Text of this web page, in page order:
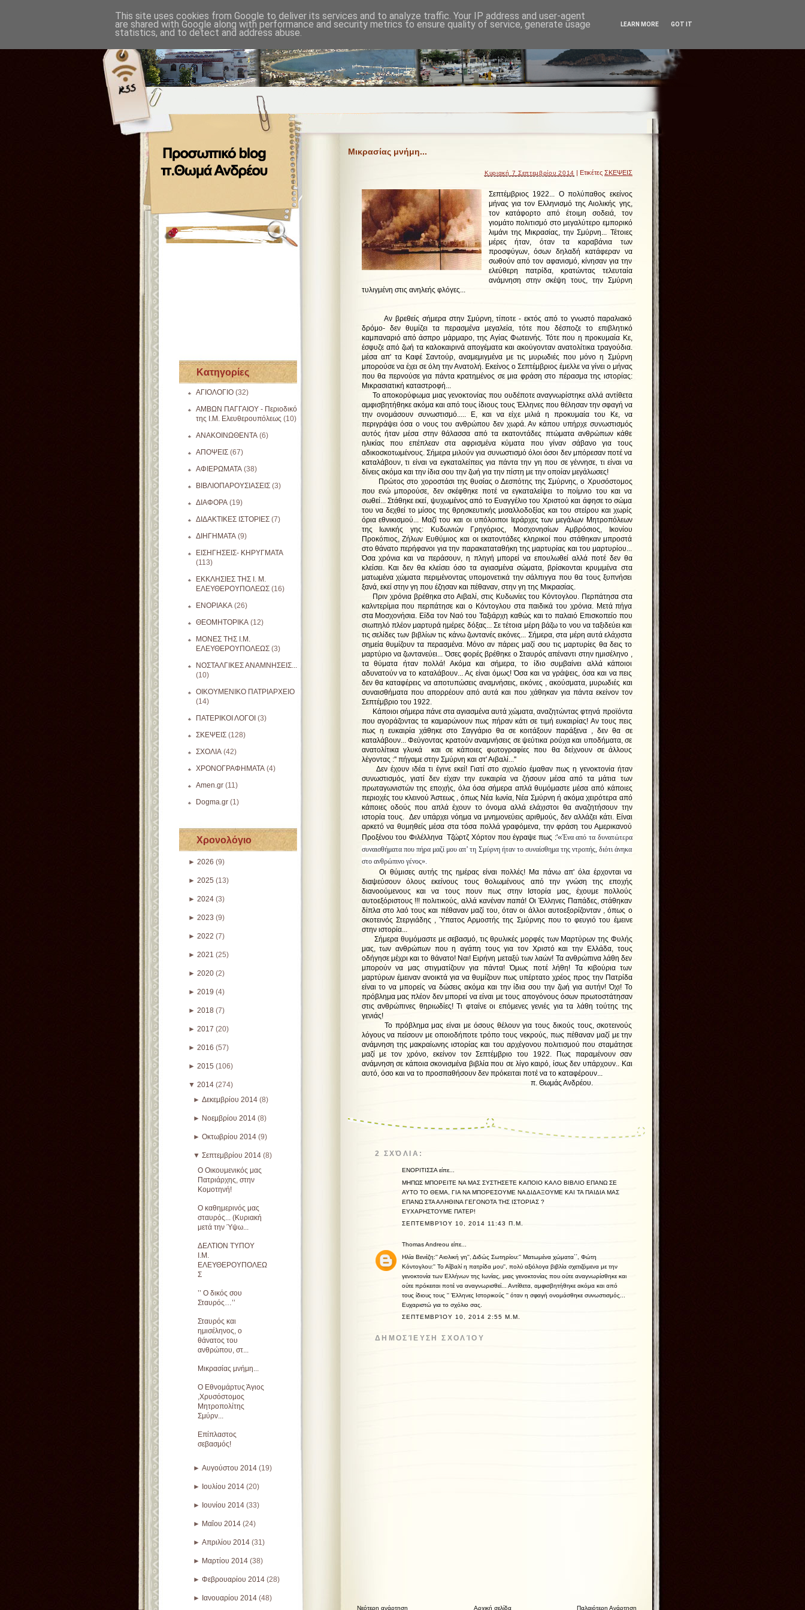
Κατηγορίες
ΑΓΙΟΛΟΓΙΟ (32)
ΑΜΒΩΝ ΠΑΓΓΑΙΟΥ - Περιοδικό
της Ι.Μ. Ελευθερουπόλεως (10)
ΑΝΑΚΟΙΝΩΘΕΝΤΑ (6)
ΑΠΟΨΕΙΣ (67)
ΑΦΙΕΡΩΜΑΤΑ (38)
ΒΙΒΛΙΟΠΑΡΟΥΣΙΑΣΕΙΣ (3)
ΔΙΑΦΟΡΑ (19)
ΔΙΔΑΚΤΙΚΕΣ ΙΣΤΟΡΙΕΣ (7)
ΔΙΗΓΗΜΑΤΑ (9)
ΕΙΣΗΓΗΣΕΙΣ- ΚΗΡΥΓΜΑΤΑ
(113)
ΕΚΚΛΗΣΙΕΣ ΤΗΣ Ι. Μ.
ΕΛΕΥΘΕΡΟΥΠΟΛΕΩΣ (16)
ΕΝΟΡΙΑΚΑ (26)
ΘΕΟΜΗΤΟΡΙΚΑ (12)
ΜΟΝΕΣ ΤΗΣ Ι.Μ.
ΕΛΕΥΘΕΡΟΥΠΟΛΕΩΣ (3)
ΝΟΣΤΑΛΓΙΚΕΣ ΑΝΑΜΝΗΣΕΙΣ...
(10)
ΟΙΚΟΥΜΕΝΙΚΟ ΠΑΤΡΙΑΡΧΕΙΟ
(14)
ΠΑΤΕΡΙΚΟΙ ΛΟΓΟΙ (3)
ΣΚΕΨΕΙΣ (128)
ΣΧΟΛΙΑ (42)
ΧΡΟΝΟΓΡΑΦΗΜΑΤΑ (4)
Amen.gr (11)
Dogma.gr (1)
Χρονολόγιο
► 2026 (9)
► 2025 (13)
► 2024 (3)
► 2023 (9)
► 2022 (7)
► 2021 (25)
► 2020 (2)
► 2019 (4)
► 2018 (7)
► 2017 (20)
► 2016 (57)
► 2015 (106)
▼ 2014 (274)
► Δεκεμβρίου 2014 (8)
► Νοεμβρίου 2014 (8)
► Οκτωβρίου 2014 (9)
▼ Σεπτεμβρίου 2014 (8)
Ο Οικουμενικός μας
Πατριάρχης, στην
Κομοτηνή!
Ο καθημερινός μας
σταυρός... (Κυριακή
μετά την Ύψω...
ΔΕΛΤΙΟΝ ΤΥΠΟΥ
Ι.Μ.
ΕΛΕΥΘΕΡΟΥΠΟΛΕΩ
Σ
’’ Ο δικός σου
Σταυρός…’’
Σταυρός και
ημισέληνος, ο
θάνατος του
ανθρώπου, στ...
Μικρασίας μνήμη...
Ο Εθνομάρτυς Άγιος
,Χρυσόστομος
Μητροπολίτης
Σμύρν...
Επίπλαστος
σεβασμός!
► Αυγούστου 2014 (19)
► Ιουλίου 2014 (20)
► Ιουνίου 2014 (33)
► Μαΐου 2014 (24)
► Απριλίου 2014 (31)
► Μαρτίου 2014 (38)
► Φεβρουαρίου 2014 (28)
► Ιανουαρίου 2014 (48)
Μικρασίας μνήμη...
Κυριακή 7 Σεπτεμβρίου 2014 | Ετικέτες ΣΚΕΨΕΙΣ
Σεπτέμβριος 1922... Ο πολύπαθος εκείνος
μήνας για τον Ελληνισμό της Αιολικής γης,
τον κατάφορτο από έτοιμη σοδειά, τον
γιομάτο πολιτισμό στο μεγαλύτερο εμπορικό
λιμάνι της Μικρασίας, την Σμύρνη... Τέτοιες
μέρες ήταν, όταν τα καραβάνια των
προσφύγων, όσων δηλαδή κατάφεραν να
σωθούν από τον αφανισμό, κίνησαν για την
ελεύθερη πατρίδα, κρατώντας τελευταία
ανάμνηση στην σκέψη τους, την Σμύρνη
τυλιγμένη στις ανηλεής φλόγες...
Αν βρεθείς σήμερα στην Σμύρνη, τίποτε - εκτός από το γνωστό παραλιακό
δρόμο- δεν θυμίζει τα περασμένα μεγαλεία, τότε που δέσποζε το επιβλητικό
καμπαναριό από άσπρο μάρμαρο, της Αγίας Φωτεινής. Τότε που η προκυμαία Κε,
έσφυζε από ζωή τα καλοκαιρινά απογέματα και ακούγονταν ανατολίτικα τραγούδια.
μέσα απ' τα Καφέ Σαντούρ, αναμεμιγμένα με τις μυρωδιές που μόνο η Σμύρνη
μπορούσε να έχει σε όλη την Ανατολή. Εκείνος ο Σεπτέμβριος έμελλε να γίνει ο μήνας
που θα περνούσε για πάντα κρατημένος σε μια φράση στο πέρασμα της ιστορίας:
Μικρασιατική καταστροφή...
Το αποκορύφωμα μιας γενοκτονίας που ουδέποτε αναγνωρίστηκε αλλά αντίθετα
αμφισβητήθηκε ακόμα και από τους ίδιους τους Έλληνες που θέλησαν την σφαγή να
την ονομάσουν συνωστισμό..... Ε, και να είχε μιλιά η προκυμαία του Κε, να
περιγράψει όσα ο νους του ανθρώπου δεν χωρά. Αν κάπου υπήρχε συνωστισμός
αυτός ήταν μέσα στην θάλασσα από τα εκατοντάδες πτώματα ανθρώπων κάθε
ηλικίας που επέπλεαν στα αφρισμένα κύματα που γίναν σάβανο για τους
αδικοσκοτωμένους. Σήμερα μιλούν για συνωστισμό όλοι όσοι δεν μπόρεσαν ποτέ να
καταλάβουν, τι είναι να εγκαταλείπεις για πάντα την γη που σε γέννησε, τι είναι να
δίνεις ακόμα και την ίδια σου την ζωή για την πίστη με την οποίαν μεγάλωσες!
Πρώτος στο χοροστάσι της θυσίας ο Δεσπότης της Σμύρνης, ο Χρυσόστομος
που ενώ μπορούσε, δεν σκέφθηκε ποτέ να εγκαταλείψει το ποίμνιο του και να
σωθεί... Στάθηκε εκεί, ψυχωμένος από το Ευαγγέλιο του Χριστού και άφησε το σώμα
του να δεχθεί το μίσος της θρησκευτικής μισαλλοδοξίας και του στείρου και χωρίς
όρια εθνικισμού... Μαζί του και οι υπόλοιποι Ιεράρχες των μεγάλων Μητροπόλεων
της Ιωνικής γης: Κυδωνιών Γρηγόριος, Μοσχονησίων Αμβρόσιος, Ικονίου
Προκόπιος, Ζήλων Ευθύμιος και οι εκατοντάδες κληρικοί που στάθηκαν μπροστά
στο θάνατο περήφανοι για την παρακαταταθήκη της μαρτυρίας και του μαρτυρίου...
Όσα χρόνια και να περάσουν, η πληγή μπορεί να επουλωθεί αλλά ποτέ δεν θα
κλείσει. Και δεν θα κλείσει όσο τα αγιασμένα σώματα, βρίσκονται κρυμμένα στα
ματωμένα χώματα περιμένοντας υπομονετικά την σάλπιγγα που θα τους ξυπνήσει
ξανά, εκεί στην γη που έζησαν και πέθαναν, στην γη της Μικρασίας.
Πριν χρόνια βρέθηκα στο Αιβαλί, στις Κυδωνίες του Κόντογλου. Περπάτησα στα
καλντερίμια που περπάτησε και ο Κόντογλου στα παιδικά του χρόνια. Μετά πήγα
στα Μοσχονήσια. Είδα τον Ναό του Ταξιάρχη καθώς και το παλαιό Επισκοπείο που
σιωπηλό πλέον μαρτυρά ημέρες δόξας... Σε τέτοια μέρη βάζω το νου να ταξιδεύει και
τις σελίδες των βιβλίων τις κάνω ζωντανές εικόνες... Σήμερα, στα μέρη αυτά ελάχιστα
σημεία θυμίζουν τα περασμένα. Μόνο αν πάρεις μαζί σου τις μαρτυρίες θα δεις το
μαρτύριο να ζωντανεύει... Όσες φορές βρέθηκε ο Σταυρός απέναντι στην ημισέληνο ,
τα θύματα ήταν πολλά! Ακόμα και σήμερα, το ίδιο συμβαίνει αλλά κάποιοι
αδυνατούν να το καταλάβουν... Ας είναι όμως! Όσα και να γράψεις, όσα και να πεις
δεν θα καταφέρεις να αποτυπώσεις αναμνήσεις, εικόνες , ακούσματα, μυρωδιές και
συναισθήματα που απορρέουν από αυτά και που χάθηκαν για πάντα εκείνον τον
Σεπτέμβριο του 1922.
Κάποιοι σήμερα πάνε στα αγιασμένα αυτά χώματα, αναζητώντας φτηνά προϊόντα
που αγοράζοντας τα καμαρώνουν πως πήραν κάτι σε τιμή ευκαιρίας! Αν τους πεις
πως η ευκαιρία χάθηκε στο Σαγγάριο θα σε κοιτάξουν παράξενα , δεν θα σε
καταλάβουν... Φεύγοντας κρατούν αναμνήσεις σε ψεύτικα ρούχα και υποδήματα, σε
ανατολίτικα γλυκά και σε κάποιες φωτογραφίες που θα δείχνουν σε άλλους
λέγοντας :'' πήγαμε στην Σμύρνη και στ' Αιβαλί...''
Δεν έχουν ιδέα τι έγινε εκεί! Γιατί στο σχολείο έμαθαν πως η γενοκτονία ήταν
συνωστισμός, γιατί δεν είχαν την ευκαιρία να ζήσουν μέσα από τα μάτια των
πρωταγωνιστών της εποχής, όλα όσα σήμερα απλά θυμόμαστε μέσα από κάποιες
περιοχές του κλεινού Άστεως , όπως Νέα Ιωνία, Νέα Σμύρνη ή ακόμα χειρότερα από
κάποιες οδούς που απλά έχουν το όνομα αλλά ελάχιστοι θα αναζητήσουν την
ιστορία τους. Δεν υπάρχει νόημα να μνημονεύεις αριθμούς, δεν αλλάζει κάτι. Είναι
αρκετό να θυμηθείς μέσα στα τόσα πολλά γραφόμενα, την φράση του Αμερικανού
Προξένου του Φιλέλληνα Τζώρτζ Χόρτον που έγραψε πως :'«Ένα από τα δυνατώτερα
συναισθήματα που πήρα μαζί μου απ’ τη Σμύρνη ήταν το συναίσθημα της ντροπής, διότι άνηκα
στο ανθρώπινο γένος».
Οι θύμισες αυτής της ημέρας είναι πολλές! Μα πάνω απ' όλα έρχονται να
διαψεύσουν όλους εκείνους τους θολωμένους από την γνώση της εποχής
διανοούμενους και να τους πουν πως στην Ιστορία μας, έχουμε πολλούς
αυτοεξόριστους !!! πολιτικούς, αλλά κανέναν παπά! Οι Έλληνες Παπάδες, στάθηκαν
δίπλα στο λαό τους και πέθαναν μαζί του, όταν οι άλλοι αυτοεξορίζονταν , όπως ο
σκοτεινός Στεργιάδης , Ύπατος Αρμοστής της Σμύρνης που το φευγιό του έμεινε
στην ιστορία...
Σήμερα θυμόμαστε με σεβασμό, τις θρυλικές μορφές των Μαρτύρων της Φυλής
μας, των ανθρώπων που η αγάπη τους για τον Χριστό και την Ελλάδα, τους
οδήγησε μέχρι και το θάνατο! Ναι! Ειρήνη μεταξύ των λαών! Τα ανθρώπινα λάθη δεν
μπορούν να μας στιγματίζουν για πάντα! Όμως ποτέ λήθη! Τα κιβούρια των
μαρτύρων έμειναν ανοικτά για να θυμίζουν πως υπέρτατο χρέος προς την Πατρίδα
είναι το να μπορείς να δώσεις ακόμα και την ίδια σου την ζωή για αυτήν! Όχι! Το
πρόβλημα μας πλέον δεν μπορεί να είναι με τους απογόνους όσων πρωτοστάτησαν
στις ανθρώπινες θηριωδίες! Τι φταίνε οι επόμενες γενιές για τα λάθη τούτης της
γενιάς!
Το πρόβλημα μας είναι με όσους θέλουν για τους δικούς τους, σκοτεινούς
λόγους να πείσουν με οποιοδήποτε τρόπο τους νεκρούς, πως πέθαναν μαζί με την
ανάμνηση της μακραίωνης ιστορίας και του αρχέγονου πολιτισμού που σταμάτησε
μαζί με τον χρόνο, εκείνον τον Σεπτέμβριο του 1922. Πως παραμένουν σαν
ανάμνηση σε κάποια σκονισμένα βιβλία που σε λίγο καιρό, ίσως δεν υπάρχουν.. Και
αυτό, όσο και να το προσπαθήσουν δεν πρόκειται ποτέ να το καταφέρουν...
π. Θωμάς Ανδρέου.
2 ΣΧΌΛΙΑ:
ΕΝΟΡΙΤΙΣΣΑ είπε...
ΜΗΠΩΣ ΜΠΟΡΕΙΤΕ ΝΑ ΜΑΣ ΣΥΣΤΗΣΕΤΕ ΚΑΠΟΙΟ ΚΑΛΟ ΒΙΒΛΙΟ ΕΠΑΝΩ ΣΕ
ΑΥΤΟ ΤΟ ΘΕΜΑ, ΓΙΑ ΝΑ ΜΠΟΡΕΣΟΥΜΕ ΝΑ ΔΙΔΑΞΟΥΜΕ ΚΑΙ ΤΑ ΠΑΙΔΙΑ ΜΑΣ
ΕΠΑΝΩ ΣΤΑ ΑΛΗΘΙΝΑ ΓΕΓΟΝΟΤΑ ΤΗΣ ΙΣΤΟΡΙΑΣ ?
ΕΥΧΑΡΗΣΤΟΥΜΕ ΠΑΤΕΡ!
ΣΕΠΤΕΜΒΡΊΟΥ 10, 2014 11:43 Π.Μ.
Thomas Andreou είπε...
Ηλία Βενέζη:'' Αιολική γη'', Διδώς Σωτηρίου:'' Ματωμένα χώματα΄΄, Φώτη
Κόντογλου:'' Το Αΐβαλί η πατρίδα μου'', πολύ αξιόλογα βιβλία σχετιζόμενα με την
γενοκτονία των Ελλήνων της Ιωνίας, μιας γενοκτονίας που ούτε αναγνωρίσθηκε και
ούτε πρόκειται ποτέ να αναγνωρισθεί... Αντίθετα, αμφισβητήθηκε ακόμα και από
τους ίδιους τους '' Έλληνες Ιστορικούς '' όταν η σφαγή ονομάσθηκε συνωστισμός...
Ευχαριστώ για το σχόλιο σας.
ΣΕΠΤΕΜΒΡΊΟΥ 10, 2014 2:55 Μ.Μ.
ΔΗΜΟΣΊΕΥΣΗ ΣΧΟΛΊΟΥ
Νεότερη ανάρτηση Παλαιότερη Ανάρτηση
Αρχική σελίδα
This site uses cookies from Google to deliver its services and to analyze traffic. Your IP address and user-agent
are shared with Google along with performance and security metrics to ensure quality of service, generate usage
statistics, and to detect and address abuse.
LEARN MORE GOT IT